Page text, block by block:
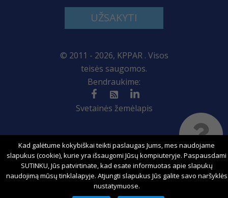
UŽSAKYTI
© 2011 - 2026, KPPAR . Visos
teisės saugomos.
Bendraukime:
Svetainės žemėlapis
Sprendimas:
Kad galėtume kokybiškai teikti paslaugas Jums, mes naudojame
slapukus (cookie), kurie yra išsaugomi Jūsų kompiuteryje. Paspausdami
SUTINKU, Jūs patvirtinate, kad esate informuotas apie slapukų
naudojimą mūsų tinklalapyje. Atjungti slapukus Jūs galite savo naršyklės
nustatymuose.